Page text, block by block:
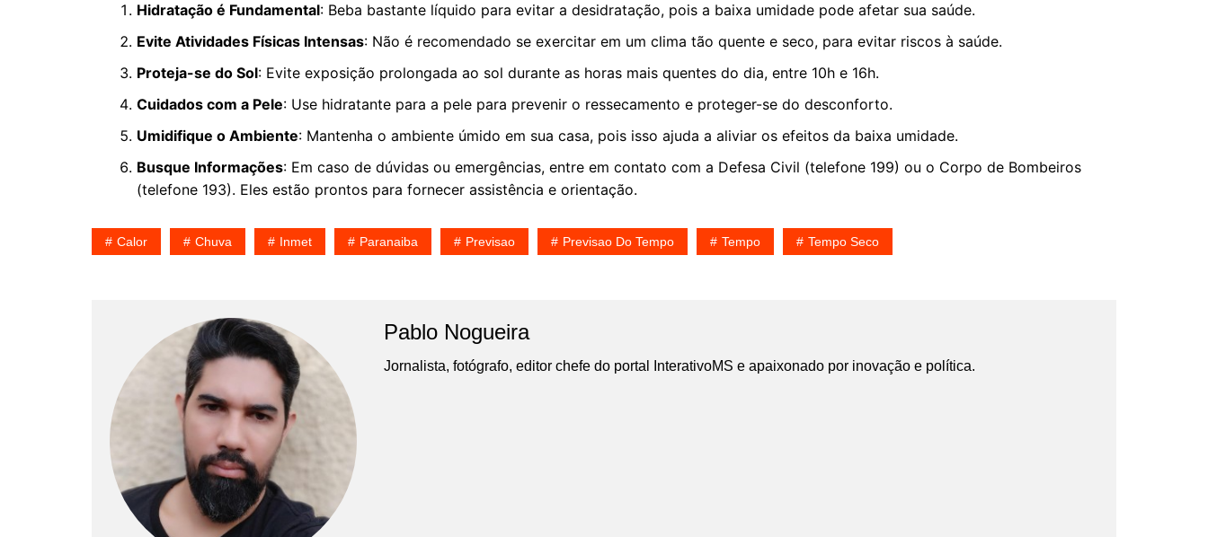
Hidratação é Fundamental: Beba bastante líquido para evitar a desidratação, pois a baixa umidade pode afetar sua saúde.
Evite Atividades Físicas Intensas: Não é recomendado se exercitar em um clima tão quente e seco, para evitar riscos à saúde.
Proteja-se do Sol: Evite exposição prolongada ao sol durante as horas mais quentes do dia, entre 10h e 16h.
Cuidados com a Pele: Use hidratante para a pele para prevenir o ressecamento e proteger-se do desconforto.
Umidifique o Ambiente: Mantenha o ambiente úmido em sua casa, pois isso ajuda a aliviar os efeitos da baixa umidade.
Busque Informações: Em caso de dúvidas ou emergências, entre em contato com a Defesa Civil (telefone 199) ou o Corpo de Bombeiros
(telefone 193). Eles estão prontos para fornecer assistência e orientação.
Calor Chuva Inmet Paranaiba Previsao Previsao Do Tempo Tempo Tempo Seco
Pablo Nogueira
Jornalista, fotógrafo, editor chefe do portal InterativoMS e apaixonado por inovação e política.